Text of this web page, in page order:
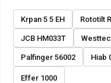
Krpan 5 5 EH Rototilt
JCB HM033T
Palfinger 56002 Hiab
Effer 1000